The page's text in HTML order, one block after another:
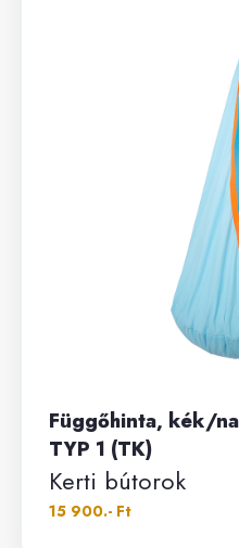
Függőhinta, kék/
TYP 1 (TK)
Kerti bútorok
15 900.- Ft